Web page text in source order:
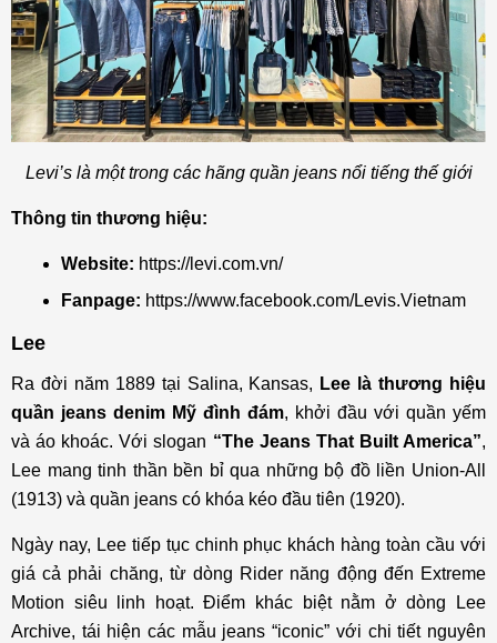
Levi’s là một trong các hãng quần jeans nổi tiếng thế giới
Thông tin thương hiệu:
Website: https://levi.com.vn/
Fanpage: https://www.facebook.com/Levis.Vietnam
Lee
Ra đời năm 1889 tại Salina, Kansas, Lee là thương hiệu
quần jeans denim Mỹ đình đám, khởi đầu với quần yếm
và áo khoác. Với slogan “The Jeans That Built America”,
Lee mang tinh thần bền bỉ qua những bộ đồ liền Union-All
(1913) và quần jeans có khóa kéo đầu tiên (1920).
Ngày nay, Lee tiếp tục chinh phục khách hàng toàn cầu với
giá cả phải chăng, từ dòng Rider năng động đến Extreme
Motion siêu linh hoạt. Điểm khác biệt nằm ở dòng Lee
Archive, tái hiện các mẫu jeans “iconic” với chi tiết nguyên